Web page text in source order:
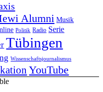
Alumni Musik
Politik Radio Serie
Tübingen
Wissenschaftsjournalismus
YouTube